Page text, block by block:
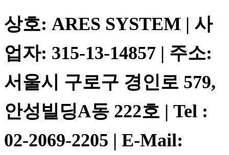
상호: ARES SYSTEM | 사
업자: 315-13-14857 | 주소:
서울시 구로구 경인로 579,
안성빌딩A동 222호 | Tel :
02-2069-2205 | E-Mail: